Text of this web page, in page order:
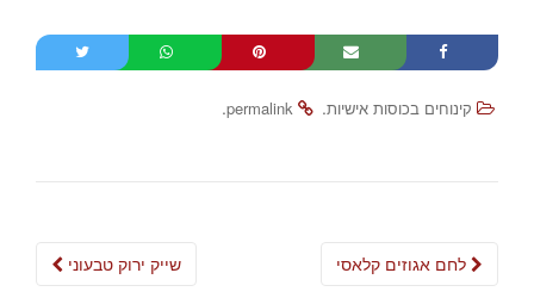
קינוחים בכוסות אישיות.
permalink
.
Post
שייק ירוק טבעוני